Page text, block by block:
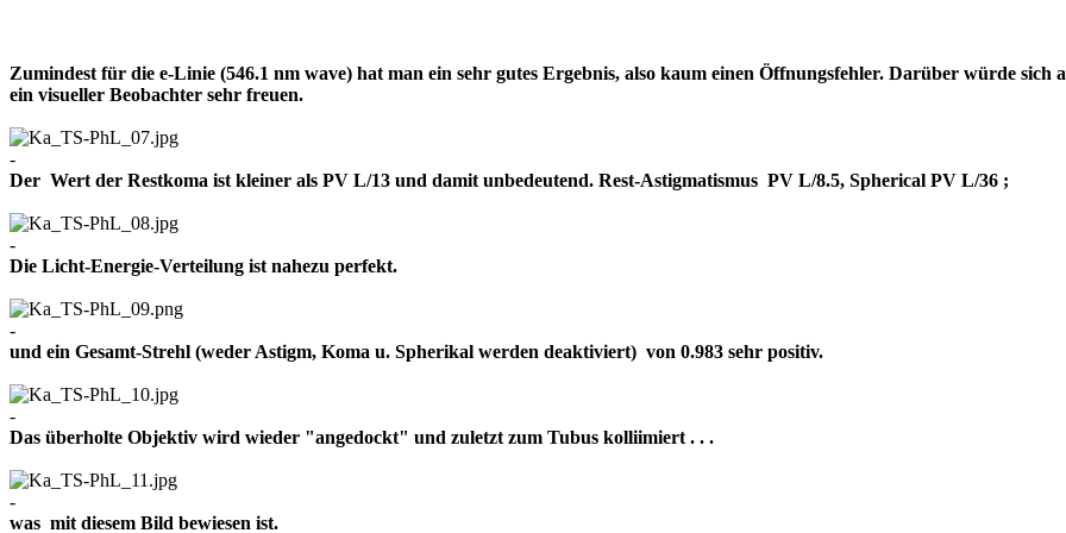
Zumindest für die e-Linie (546.1 nm wave) hat man ein sehr gutes Ergebnis, also kaum einen Öffnungsfehler. Darüber würde sich
ein visueller Beobachter sehr freuen.
-
Der Wert der Restkoma ist kleiner als PV L/13 und damit unbedeutend. Rest-Astigmatismus PV L/8.5, Spherical PV L/36 ;
-
Die Licht-Energie-Verteilung ist nahezu perfekt.
-
und ein Gesamt-Strehl (weder Astigm, Koma u. Spherikal werden deaktiviert) von 0.983 sehr positiv.
-
Das überholte Objektiv wird wieder "angedockt" und zuletzt zum Tubus kolliimiert . . .
-
was mit diesem Bild bewiesen ist.